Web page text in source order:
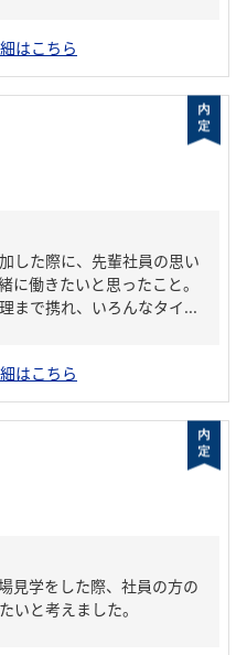
はこちら
した際に、先輩社員の思い
働きたいと思ったこと。
まで携れ、いろんなタイ...
はこちら
見学をした際、社員の方の
いと考えました。